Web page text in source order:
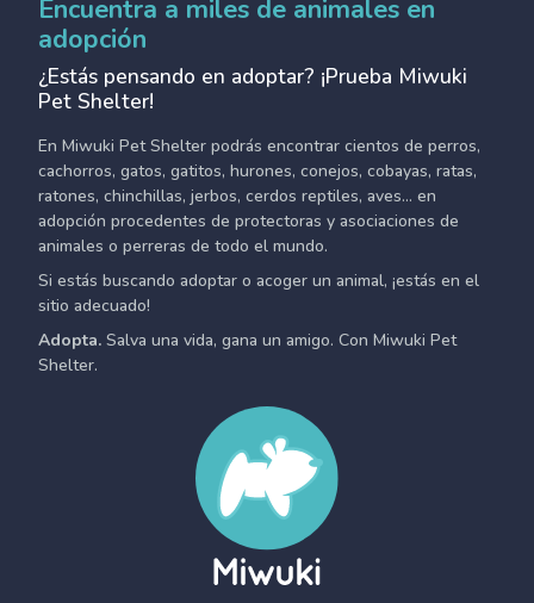
Encuentra a miles de animales en
adopción
¿Estás pensando en adoptar? ¡Prueba Miwuki
Pet Shelter!
En Miwuki Pet Shelter podrás encontrar cientos de perros,
cachorros, gatos, gatitos, hurones, conejos, cobayas, ratas,
ratones, chinchillas, jerbos, cerdos reptiles, aves... en
adopción procedentes de protectoras y asociaciones de
animales o perreras de todo el mundo.
Si estás buscando adoptar o acoger un animal, ¡estás en el
sitio adecuado!
Adopta. Salva una vida, gana un amigo. Con Miwuki Pet
Shelter.